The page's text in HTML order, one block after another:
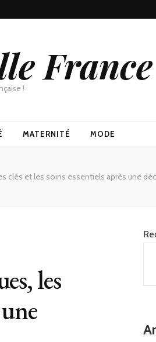
France
!
MATERNITÉ MODE
clés et les soins essentiels après une
les